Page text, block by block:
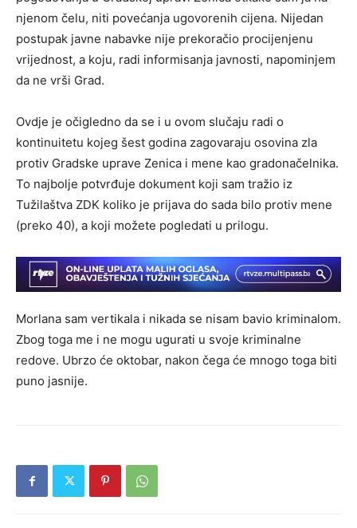
njenom čelu, niti povećanja ugovorenih cijena. Nijedan
postupak javne nabavke nije prekoračio procijenjenu
vrijednost, a koju, radi informisanja javnosti, napominjem
da ne vrši Grad.
Ovdje je očigledno da se i u ovom slučaju radi o
kontinuitetu kojeg šest godina zagovaraju osovina zla
protiv Gradske uprave Zenica i mene kao gradonačelnika.
To najbolje potvrđuje dokument koji sam tražio iz
Tužilaštva ZDK koliko je prijava do sada bilo protiv mene
(preko 40), a koji možete pogledati u prilogu.
Morlana sam vertikala i nikada se nisam bavio kriminalom.
Zbog toga me i ne mogu ugurati u svoje kriminalne
redove. Ubrzo će oktobar, nakon čega će mnogo toga biti
puno jasnije.